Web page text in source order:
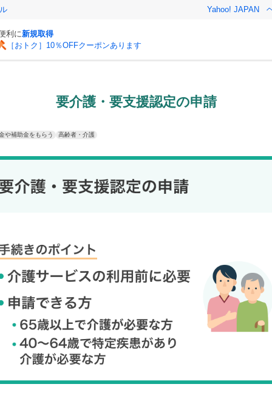
Yahoo! JAPAN
利に新規取得
［おトク］10％OFFクーポンあります
要介護・要支援認定の申請
や補助金をもらう 高齢者・介護